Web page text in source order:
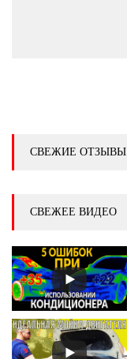
СВЕЖИЕ ОТЗЫВЫ
СВЕЖЕЕ ВИДЕО